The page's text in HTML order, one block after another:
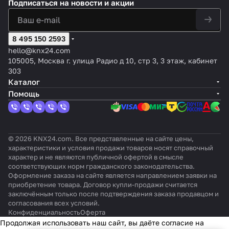
Fold
Подписаться на новости и акции
8 495 150 2593
hello@knx24.com
105005, Москва г. улица Радио д 10, стр 3, 3 этаж, кабинет
303
Каталог
Помощь
© 2026 KNX24.com. Все представленные на сайте цены,
характеристики и условия продажи товаров носят справочный
характер и не являются публичной офертой в смысле
соответствующих норм гражданского законодательства.
Оформление заказа на сайте является направлением заявки на
приобретение товара. Договор купли-продажи считается
заключённым только после подтверждения заказа продавцом и
согласования всех условий.
КонфиденциальностьОферта
Продолжая использовать наш сайт, вы даёте согласие на